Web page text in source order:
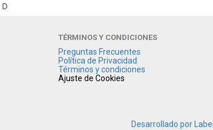
TÉRMINOS Y CONDICIONES
Preguntas Frecuentes
Política de Privacidad
Términos y condiciones
Ajuste de Cookies
Desarrollado por